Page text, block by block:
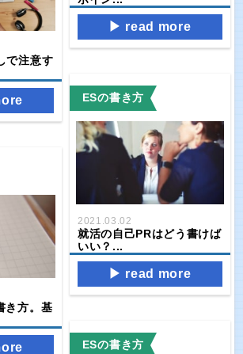
read more
で注意す
ESの書き方
2021.03.02
就活の自己PRはどう書けば
いい？...
read more
き方。基
ESの書き方